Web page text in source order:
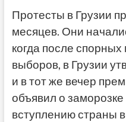
Протесты в Грузии
месяцев. Они
когда после
выборов, в Грузии
и в тот же вечер
объявил о
вступлению страны